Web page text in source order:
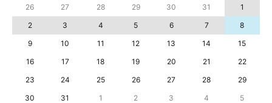
26 27 28 29 30 31
1
2
3 4 5 6 7
8
9
10 11 12 13 14
15
16
17 18 19 20 21
22
23
24 25 26 27 28
29
30
31 1 2 3 4 5